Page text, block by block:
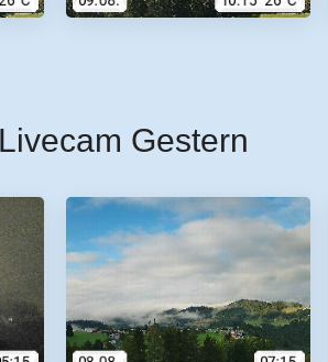
Gestern